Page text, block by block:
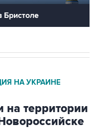
Бристоле
НА УКРАИНЕ
территории